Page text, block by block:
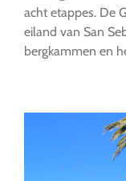
acht etappes. De
eiland van San
bergkammen en